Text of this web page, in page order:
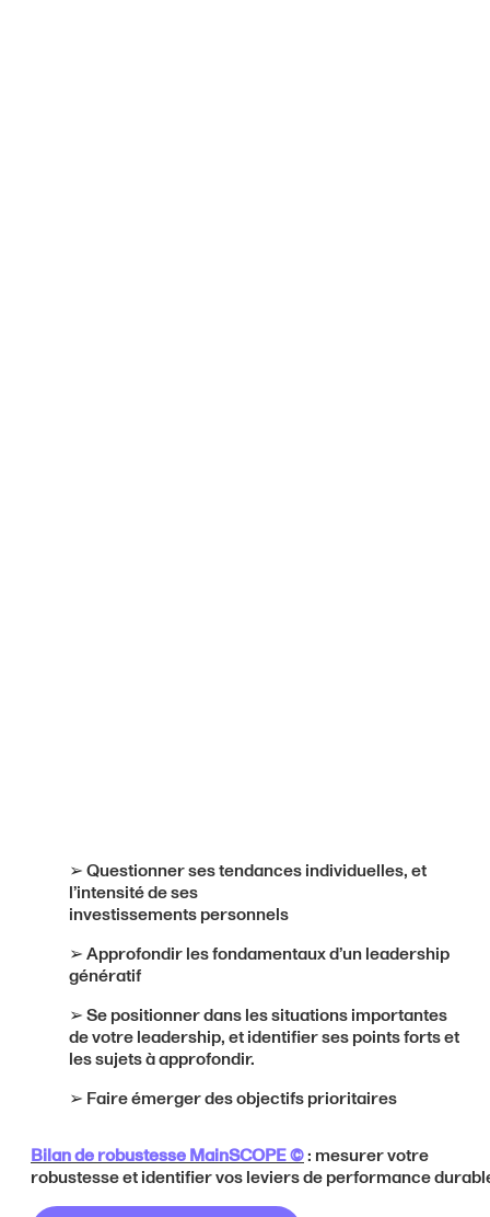
➢ Questionner ses tendances individuelles, et
l’intensité de ses
investissements personnels
➢ Approfondir les fondamentaux d’un leadership
génératif
➢ Se positionner dans les situations importantes
de votre leadership, et identifier ses points forts et
les sujets à approfondir.
➢ Faire émerger des objectifs prioritaires
Bilan de robustesse MainSCOPE ©: mesurer votre
robustesse et identifier vos leviers de performance